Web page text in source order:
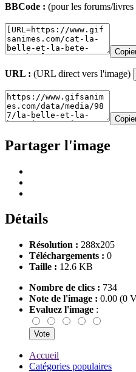
BBCode : (pour les forums/livres
URL : (URL direct vers l'image)
Partager l'image
Détails
Résolution : 288x205
Téléchargements : 0
Taille : 12.6 KB
Nombre de clics : 734
Note de l'image : 0.00 (0
Evaluez l'image :
Accueil
Catégories populaires